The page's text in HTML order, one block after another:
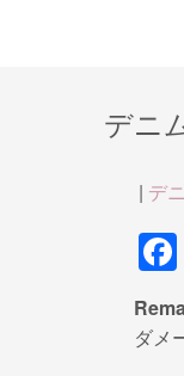
デニ
| デ
ダメ